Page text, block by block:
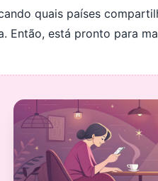
quais países
Então, está pronto para